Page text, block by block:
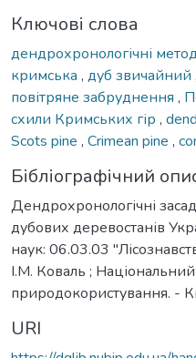
Ключові слова
дендрохронологічні
кримська , дуб звичайний ,
повітряне забруднення ,
схили Кримських гір ,
Scots pine , Crimean pine ,
Бібліографічний
Дендрохронологічні
дубових деревостанів
наук: 06.03.03
І.М. Коваль ; Національний
природокористування. -
URI